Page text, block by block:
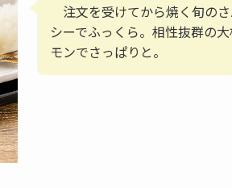
注文を受けてから焼く旬の
シーでふっくら。相性抜群の
モンでさっぱりと。